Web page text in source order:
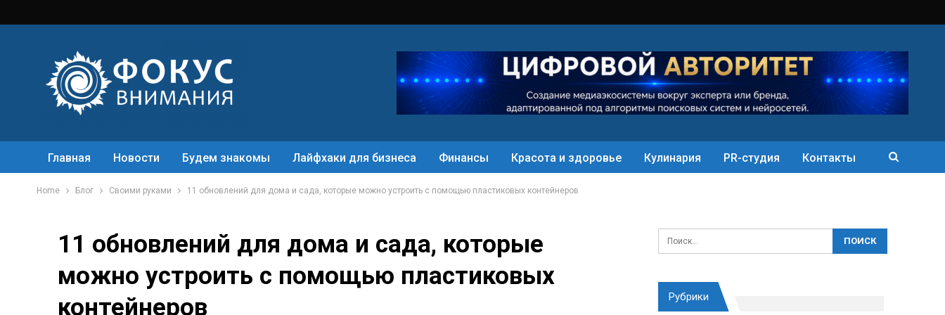
Главная Новости Будем знакомы Лайфхаки для бизнеса Финансы Красота и здоровье Кулинария PR-студия Контакты
Home Блог Своими руками 11 обновлений для дома и сада, которые можно устроить с помощью пластиковых контейнеров
11 обновлений для дома и сада, которые
можно устроить с помощью пластиковых
контейнеров
Рубрики